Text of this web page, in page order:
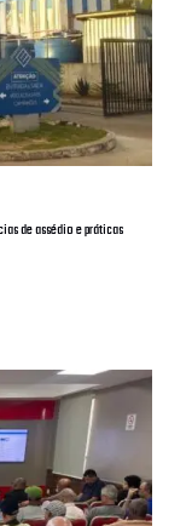
de assédio e práticas